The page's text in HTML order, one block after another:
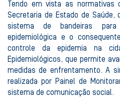
Tendo em vista as
Secretaria de Estado de
sistema de bandeiras
epidemiológica e o
controle da epidemia na
Epidemiológicos, que permite
medidas de enfrentamento. A
realizada por Painel de
sistema de comunicação social.